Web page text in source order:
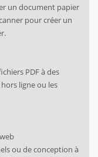
un document papier
pour créer un
PDF à des
ligne ou les
ou de conception à